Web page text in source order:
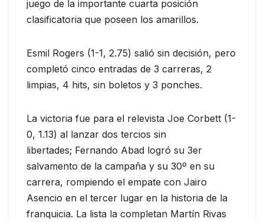
juego de la importante cuarta posición
clasificatoria que poseen los amarillos.
Esmil Rogers (1-1, 2.75) salió sin decisión, pero
completó cinco entradas de 3 carreras, 2
limpias, 4 hits, sin boletos y 3 ponches.
La victoria fue para el relevista Joe Corbett (1-
0, 1.13) al lanzar dos tercios sin
libertades; Fernando Abad logró su 3er
salvamento de la campaña y su 30º en su
carrera, rompiendo el empate con Jairo
Asencio en el tercer lugar en la historia de la
franquicia. La lista la completan Martín Rivas